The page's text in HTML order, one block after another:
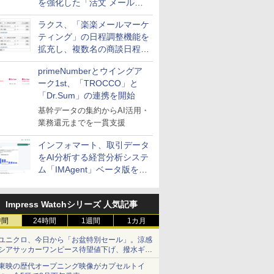
を強化した「活文 メール誤
送信防止アドインサービス」
を提供
ラクス、「楽楽メールマーケ
ティング」の日程調整機能を
拡充し、複数名の商談日程調
整を効率化
primeNumberとウイングア
ーク1st、「TROCCO」と
「Dr.Sum」の連携を開始
基幹データの集約からAI活用・
業務還元までを一貫支援
インフォマート、取引データ
をAI分析する経営分析システ
ム「IMAgent」ベータ版を提
Impress Watchシリーズ 人気記事
24時間 1週間 1カ月
ニクロ、今日から「お盆特別セール」。涼感
アサッカーワンピース待望値下げ、撥水ギア
ョーツは1990円に
映の歴代オープニング映像がカプセルトイ